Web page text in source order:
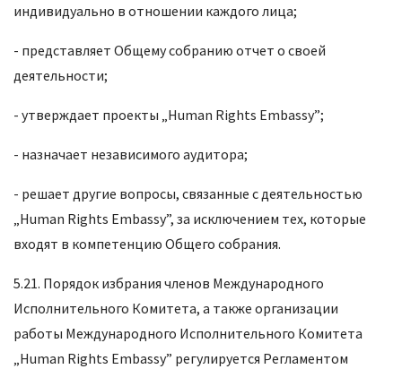
индивидуально в отношении каждого лица;
- представляет Общему собранию отчет о своей
деятельности;
- утверждает проекты „Human Rights Embassy”;
- назначает независимого аудитора;
- решает другие вопросы, связанные с деятельностью
„Human Rights Embassy”, за исключением тех, которые
входят в компетенцию Общего собрания.
5.21. Порядок избрания членов Международного
Исполнительного Комитета, а также организации
работы Международного Исполнительного Комитета
„Human Rights Embassy” регулируется Регламентом